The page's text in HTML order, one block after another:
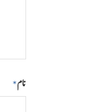
نام*